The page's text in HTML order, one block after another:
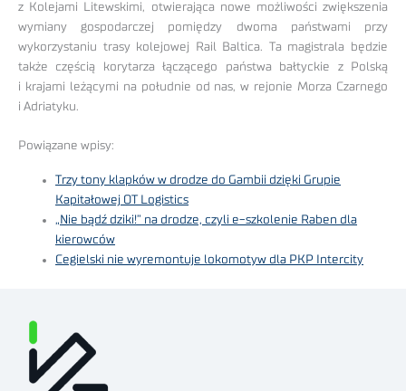
z Kolejami Litewskimi, otwierająca nowe możliwości zwiększenia
wymiany gospodarczej pomiędzy dwoma państwami przy
wykorzystaniu trasy kolejowej Rail Baltica. Ta magistrala będzie
także częścią korytarza łączącego państwa bałtyckie z Polską
i krajami leżącymi na południe od nas, w rejonie Morza Czarnego
i Adriatyku.
Powiązane wpisy:
Trzy tony klapków w drodze do Gambii dzięki Grupie
Kapitałowej OT Logistics
„Nie bądź dziki!” na drodze, czyli e-szkolenie Raben dla
kierowców
Cegielski nie wyremontuje lokomotyw dla PKP Intercity